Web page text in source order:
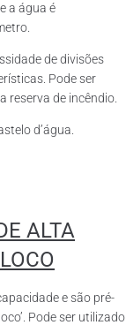
a água é
de divisões
Pode ser
reserva de incêndio.
d’água.
ALTA
e são pré-
Pode ser utilizado